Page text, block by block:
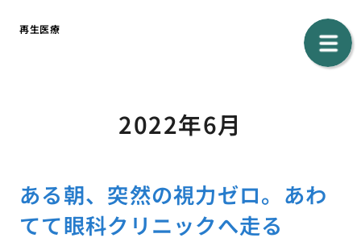
再生医療
2022年6月
ある朝、突然の視力ゼロ。あわ
てて眼科クリニックへ走る